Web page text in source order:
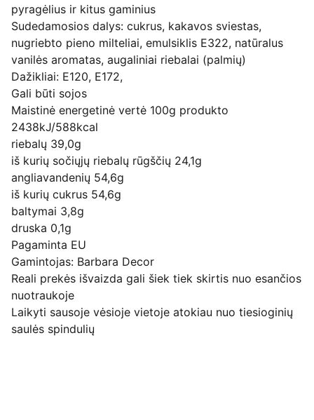
pyragėlius ir kitus gaminius
Sudedamosios dalys: cukrus, kakavos sviestas,
nugriebto pieno milteliai, emulsiklis E322, natūralus
vanilės aromatas, augaliniai riebalai (palmių)
Dažikliai: E120, E172,
Gali būti sojos
Maistinė energetinė vertė 100g produkto
2438kJ/588kcal
riebalų 39,0g
iš kurių sočiųjų riebalų rūgščių 24,1g
angliavandenių 54,6g
iš kurių cukrus 54,6g
baltymai 3,8g
druska 0,1g
Pagaminta EU
Gamintojas: Barbara Decor
Reali prekės išvaizda gali šiek tiek skirtis nuo esančios
nuotraukoje
Laikyti sausoje vėsioje vietoje atokiau nuo tiesioginių
saulės spindulių